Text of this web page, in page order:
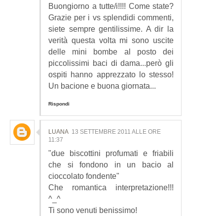
Buongiorno a tutte/i!!!! Come state?
Grazie per i vs splendidi commenti,
siete sempre gentilissime. A dir la
verità questa volta mi sono uscite
delle mini bombe al posto dei
piccolissimi baci di dama...però gli
ospiti hanno apprezzato lo stesso!
Un bacione e buona giornata...
Rispondi
LUANA 13 SETTEMBRE 2011 ALLE ORE
11:37
"due biscottini profumati e friabili
che si fondono in un bacio al
cioccolato fondente"
Che romantica interpretazione!!!
^_^
Ti sono venuti benissimo!